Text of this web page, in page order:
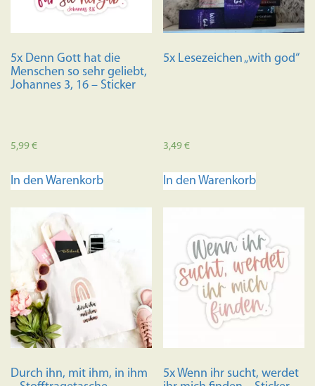
5x Denn Gott hat die
Menschen so sehr geliebt,
Johannes 3, 16 – Sticker
5,99€
In den Warenkorb
5x Lesezeichen „with god“
3,49€
In den Warenkorb
Durch ihn, mit ihm, in ihm
5x Wenn ihr sucht, werdet